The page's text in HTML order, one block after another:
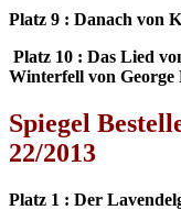
Platz 9 : Danach von
Platz 10 : Das Lied
Winterfell von
Spiegel
22/2013
Platz 1 : Der